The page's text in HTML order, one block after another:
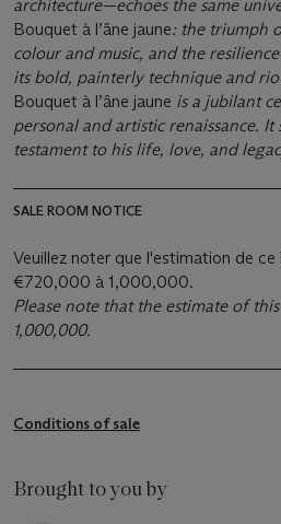
architecture—echoes the same
Bouquet à l’âne jaune: the triumph
colour and music, and the
its bold, painterly technique and
Bouquet à l’âne jaune is a jubilant
personal and artistic renaissance. It
testament to his life, love, and
SALE ROOM NOTICE
Veuillez noter que l'estimation de
€720,000 à 1,000,000.
Please note that the estimate of
1,000,000.
Conditions of sale
Brought to you by